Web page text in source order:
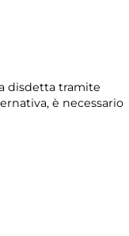
disdetta tramite
è necessario